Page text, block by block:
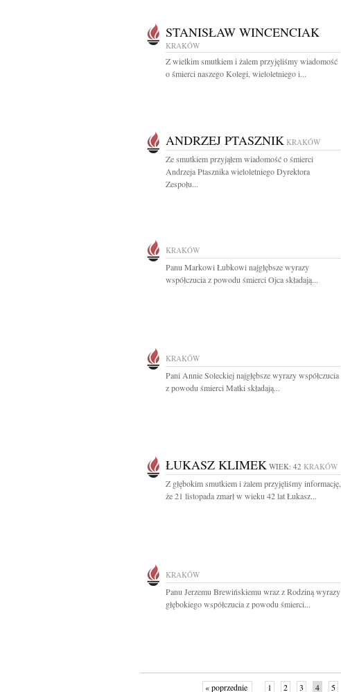
STANISŁAW WINCENCIAK
KRAKÓW
Z wielkim smutkiem i żalem przyjęliśmy wiadomość
o śmierci naszego Kolegi, wieloletniego i...
ANDRZEJ PTASZNIK KRAKÓW
Ze smutkiem przyjąłem wiadomość o śmierci
Andrzeja Ptasznika wieloletniego Dyrektora
Zespołu...
KRAKÓW
Panu Markowi Łubkowi najgłębsze wyrazy
współczucia z powodu śmierci Ojca składają...
KRAKÓW
Pani Annie Soleckiej najgłębsze wyrazy współczucia
z powodu śmierci Matki składają...
ŁUKASZ KLIMEK WIEK: 42 KRAKÓW
Z głębokim smutkiem i żalem przyjęliśmy informację,
że 21 listopada zmarł w wieku 42 lat Łukasz...
KRAKÓW
Panu Jerzemu Brewińskiemu wraz z Rodziną wyrazy
głębokiego współczucia z powodu śmierci...
« poprzednie 1 2 3 4 5